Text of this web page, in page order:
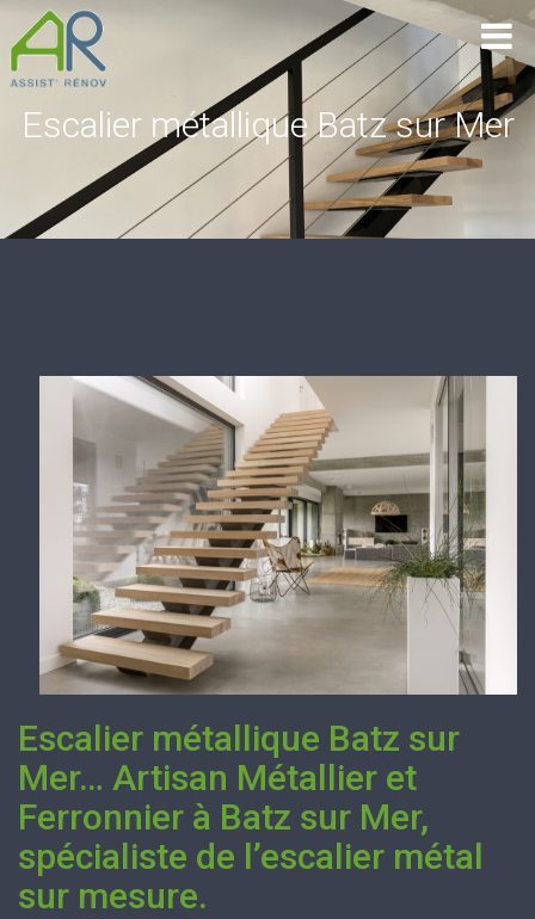
Escalier métallique Batz sur Mer
Escalier métallique Batz sur
Mer… Artisan Métallier et
Ferronnier à Batz sur Mer,
spécialiste de l’escalier métal
sur mesure.